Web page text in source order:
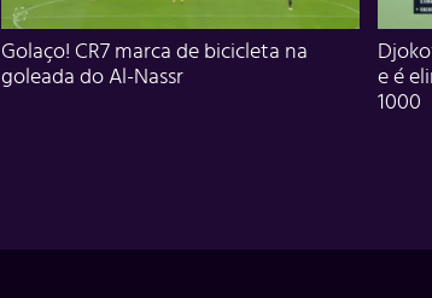
Golaço! CR7 marca de bicicleta na
goleada do Al-Nassr
e é
1000